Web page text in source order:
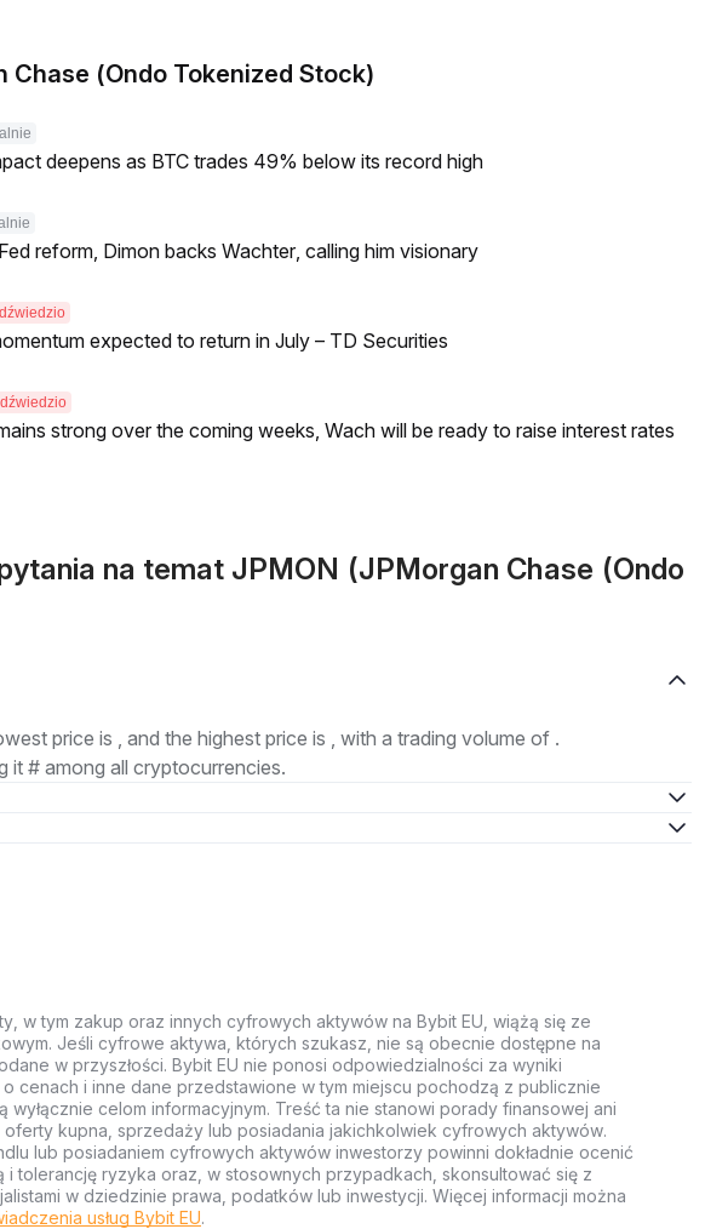
Chase (Ondo Tokenized Stock)
deepens as BTC trades 49% below its record high
reform, Dimon backs Wachter, calling him visionary
expected to return in July – TD Securities
strong over the coming weeks, Wach will be ready to raise interest rates
na temat JPMON (JPMorgan Chase (Ondo
price is , and the highest price is , with a trading volume of .
it # among all cryptocurrencies.
w tym zakup oraz innych cyfrowych aktywów na Bybit EU, wiążą się ze
Jeśli cyfrowe aktywa, których szukasz, nie są obecnie dostępne na
w przyszłości. Bybit EU nie ponosi odpowiedzialności za wyniki
cenach i inne dane przedstawione w tym miejscu pochodzą z publicznie
wyłącznie celom informacyjnym. Treść ta nie stanowi porady finansowej ani
kupna, sprzedaży lub posiadania jakichkolwiek cyfrowych aktywów.
lub posiadaniem cyfrowych aktywów inwestorzy powinni dokładnie ocenić
i tolerancję ryzyka oraz, w stosownych przypadkach, skonsultować się z
w dziedzinie prawa, podatków lub inwestycji. Więcej informacji można
usług Bybit EU.